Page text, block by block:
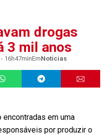
drogas
3 mil anos
16h47minEmNotícias
em uma
por produzir o